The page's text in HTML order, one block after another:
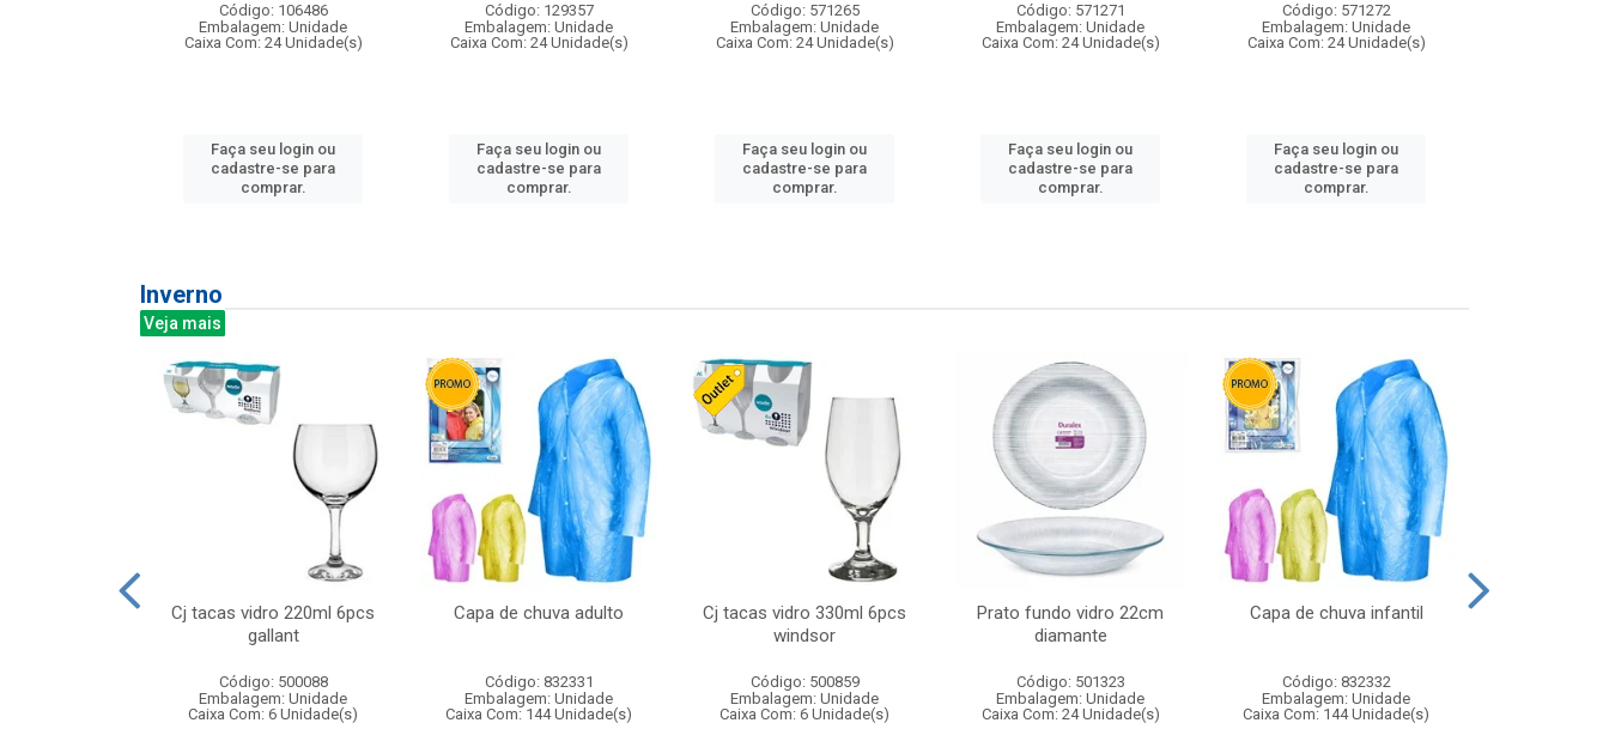
Código: 106486
Embalagem: Unidade
Caixa Com: 24 Unidade(s)
Faça seu login ou
cadastre-se para
comprar.
Código: 129357
Embalagem: Unidade
Caixa Com: 24 Unidade(s)
Faça seu login ou
cadastre-se para
comprar.
Código: 571265
Embalagem: Unidade
Caixa Com: 24 Unidade(s)
Faça seu login ou
cadastre-se para
comprar.
Código: 571271
Embalagem: Unidade
Caixa Com: 24 Unidade(s)
Faça seu login ou
cadastre-se para
comprar.
Código: 571272
Embalagem: Unidade
Caixa Com: 24 Unidade(s)
Faça seu login ou
cadastre-se para
comprar.
Inverno
Veja mais
Cj tacas vidro 220ml 6pcs
gallant
Código: 500088
Embalagem: Unidade
Caixa Com: 6 Unidade(s)
Capa de chuva adulto
Código: 832331
Embalagem: Unidade
Caixa Com: 144 Unidade(s)
Cj tacas vidro 330ml 6pcs
windsor
Código: 500859
Embalagem: Unidade
Caixa Com: 6 Unidade(s)
Prato fundo vidro 22cm
diamante
Código: 501323
Embalagem: Unidade
Caixa Com: 24 Unidade(s)
Capa de chuva infantil
Código: 832332
Embalagem: Unidade
Caixa Com: 144 Unidade(s)